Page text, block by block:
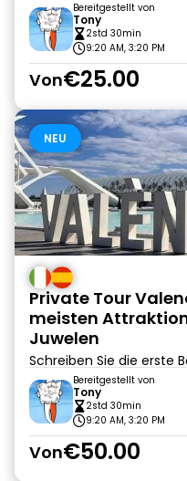
Bereitgestellt von
Tony
2std 30min
9:20 AM, 3:20 PM
Von€25.00
NEU
Private Tour
meisten
Juwelen
Schreiben Sie die erste
Bereitgestellt von
Tony
2std 30min
9:20 AM, 3:20 PM
Von€50.00